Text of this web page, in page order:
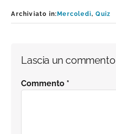
Archiviato in: Mercoledì,Quiz
Interazioni
del
Lascia un commento
Commento *